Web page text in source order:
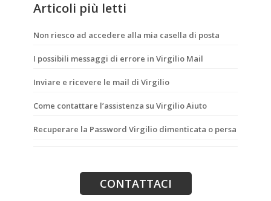
Articoli più letti
Non riesco ad accedere alla mia casella di posta
I possibili messaggi di errore in Virgilio Mail
Inviare e ricevere le mail di Virgilio
Come contattare l’assistenza su Virgilio Aiuto
Recuperare la Password Virgilio dimenticata o persa